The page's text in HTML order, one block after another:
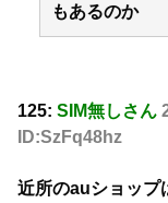
もあるのか
125: SIM無しさん
ID:SzFq48hz
近所のauショップ